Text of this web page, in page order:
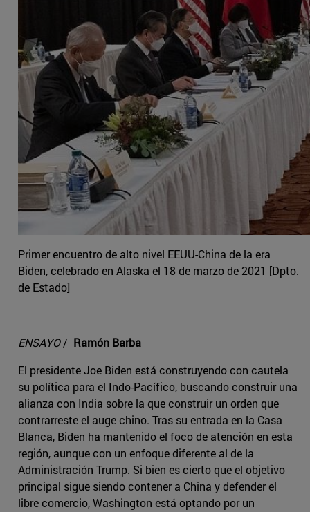
Primer encuentro de alto nivel EEUU-China de la era
Biden, celebrado en Alaska el 18 de marzo de 2021 [Dpto.
de Estado]
ENSAYO/ Ramón Barba
El presidente Joe Biden está construyendo con cautela
su política para el Indo-Pacífico, buscando construir una
alianza con India sobre la que construir un orden que
contrarreste el auge chino. Tras su entrada en la Casa
Blanca, Biden ha mantenido el foco de atención en esta
región, aunque con un enfoque diferente al de la
Administración Trump. Si bien es cierto que el objetivo
principal sigue siendo contener a China y defender el
libre comercio, Washington está optando por un